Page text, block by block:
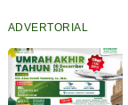
ADVERTORIAL